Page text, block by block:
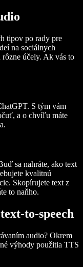
tipov po rady pre
na sociálnych
účely. Ak vás to
S tým vám
a o chvíľu máte
sa nahráte, ako text
kvalitnú
Skopírujete text z
to naňho.
to-speech
audio? Okrem
výhody použitia TTS